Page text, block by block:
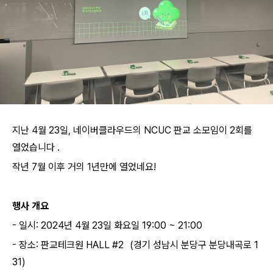
지난 4월 23일, 네이버클라우드의 NCUC 판교 소모임이 2회를
열었습니다 .
작년 7월 이후 거의 1년만에 열었네요!
행사 개요
- 일시: 2024년 4월 23일 화요일 19:00 ~ 21:00
- 장소: 판교테크원 HALL #2 (경기 성남시 분당구 분당내곡로 1
31)